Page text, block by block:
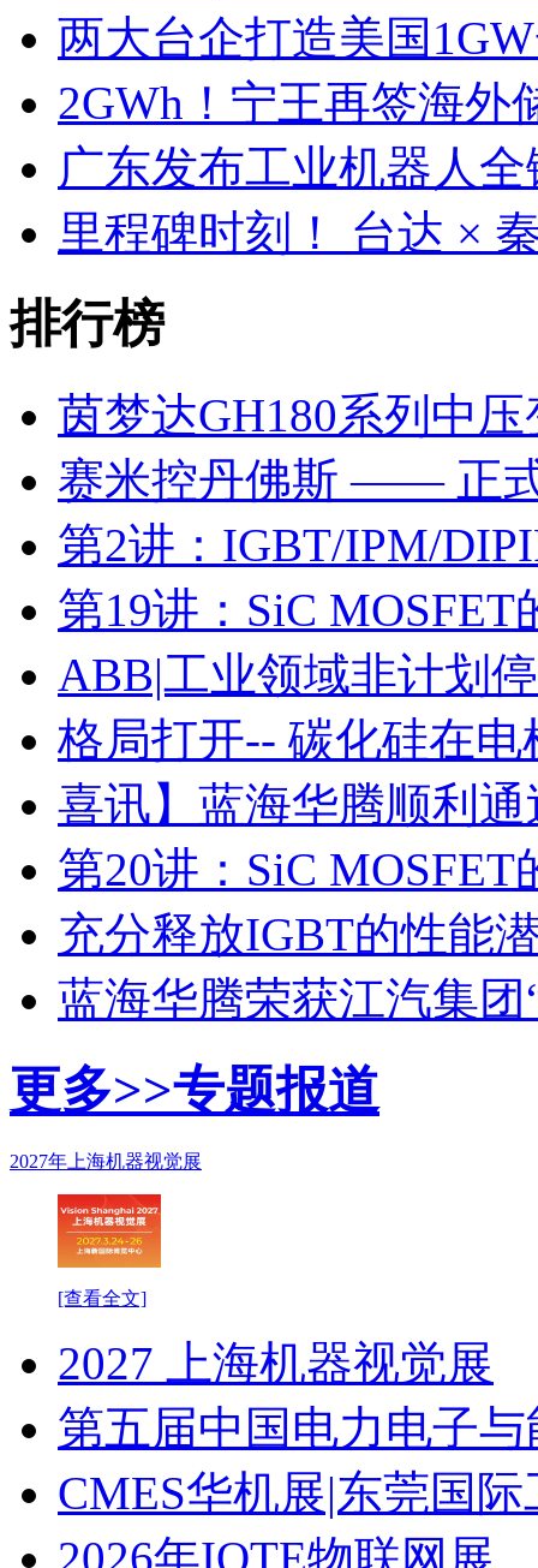
两大台企打造美国
2GWh！宁王再签海外
广东发布工业机器人
里程碑时刻！ 台达 ×
排行榜
茵梦达GH180系列中
赛米控丹佛斯 —— 正
第2讲：IGBT/IPM/
第19讲：SiC
ABB|工业领域非计划
格局打开-- 碳化硅在
喜讯】蓝海华腾顺利通
第20讲：SiC
充分释放IGBT的性能
蓝海华腾荣获江汽集
更多>>专题报道
2027年上海机器视觉展
[查看全文]
2027 上海机器视觉展
第五届中国电力电子
CMES华机展|东莞国
2026年IOTE物联网展